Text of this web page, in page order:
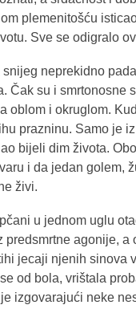
plemenitošću
Sve se odigralo
neprekidno
Čak su i
oblom i okruglom.
prazninu. Samo je
bijeli dim života.
i da jedan golem,
živi.
u jednom uglu
predsmrtne agonije,
jecaji njenih sinova
od bola, vrištala
izgovarajući neke